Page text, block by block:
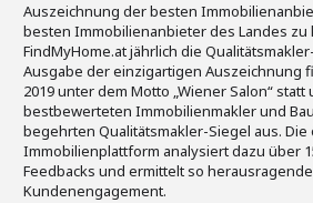
Auszeichnung der besten
besten Immobilienanbieter des Landes
FindMyHome.at jährlich die
Ausgabe der einzigartigen Auszeichnung
2019 unter dem Motto „Wiener Salon“
bestbewerteten Immobilienmakler und
begehrten Qualitätsmakler-Siegel aus.
Immobilienplattform analysiert dazu über
Feedbacks und ermittelt so
Kundenengagement.